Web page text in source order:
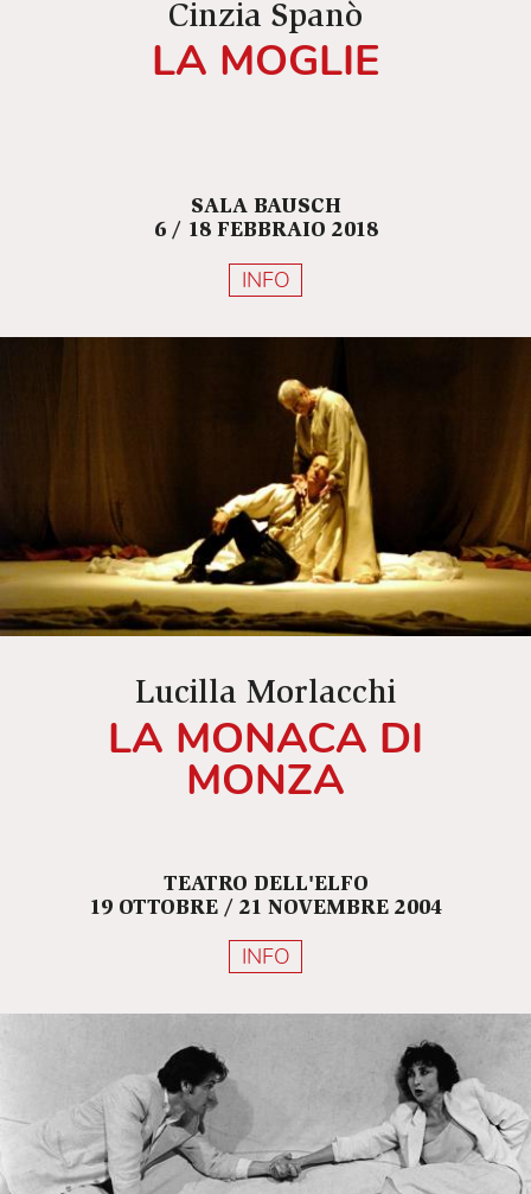
Cinzia Spanò
LA MOGLIE
SALA BAUSCH
6 / 18 FEBBRAIO 2018
INFO
Lucilla Morlacchi
LA MONACA DI
MONZA
TEATRO DELL'ELFO
19 OTTOBRE / 21 NOVEMBRE 2004
INFO